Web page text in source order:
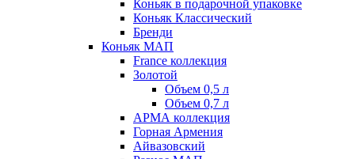
Коньяк в подарочной упаковке
Коньяк Классический
Бренди
Коньяк МАП
France коллекция
Золотой
Объем 0,5 л
Объем 0,7 л
АРМА коллекция
Горная Армения
Айвазовский